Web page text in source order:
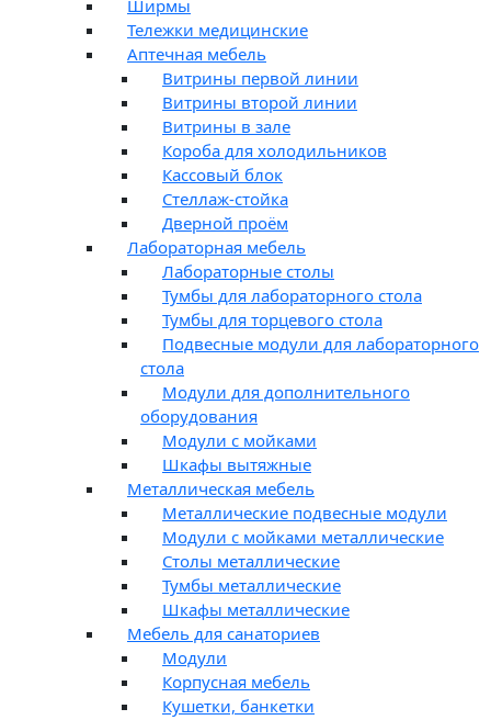
Ширмы
Тележки медицинские
Аптечная мебель
Витрины первой линии
Витрины второй линии
Витрины в зале
Короба для холодильников
Кассовый блок
Стеллаж-стойка
Дверной проём
Лабораторная мебель
Лабораторные столы
Тумбы для лабораторного стола
Тумбы для торцевого стола
Подвесные модули для лабораторного
стола
Модули для дополнительного
оборудования
Модули с мойками
Шкафы вытяжные
Металлическая мебель
Металлические подвесные модули
Модули с мойками металлические
Столы металлические
Тумбы металлические
Шкафы металлические
Мебель для санаториев
Модули
Корпусная мебель
Кушетки, банкетки